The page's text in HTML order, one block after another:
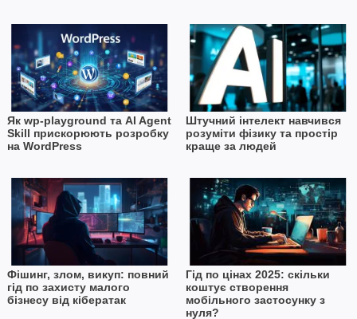
Як wp-playground та AI Agent
Skill прискорюють розробку
на WordPress
Штучний інтелект навчився
розуміти фізику та простір
краще за людей
Фішинг, злом, викуп: повний
гід по захисту малого
бізнесу від кібератак
Гід по цінах 2025: скільки
коштує створення
мобільного застосунку з
нуля?